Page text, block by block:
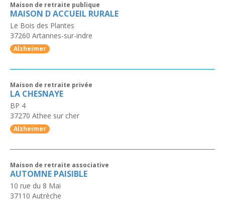
Maison de retraite publique
MAISON D ACCUEIL RURALE
Le Bois des Plantes
37260 Artannes-sur-indre
Alzheimer
Maison de retraite privée
LA CHESNAYE
BP 4
37270 Athee sur cher
Alzheimer
Maison de retraite associative
AUTOMNE PAISIBLE
10 rue du 8 Mai
37110 Autrèche